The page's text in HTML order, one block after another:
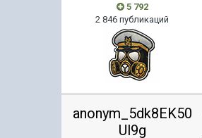
5 792
2 846 публикаций
anonym_5dk8EK50
Ul9g